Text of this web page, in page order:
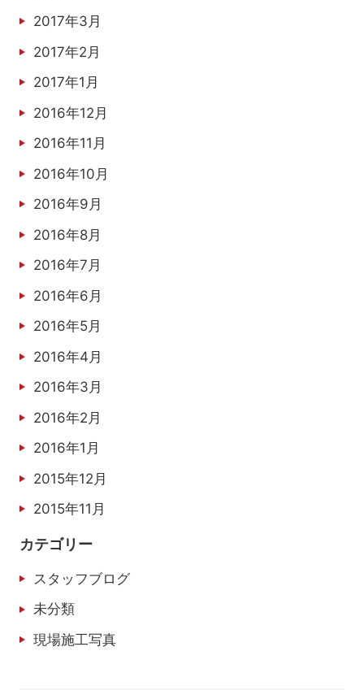
2017年3月
2017年2月
2017年1月
2016年12月
2016年11月
2016年10月
2016年9月
2016年8月
2016年7月
2016年6月
2016年5月
2016年4月
2016年3月
2016年2月
2016年1月
2015年12月
2015年11月
カテゴリー
スタッフブログ
未分類
現場施工写真